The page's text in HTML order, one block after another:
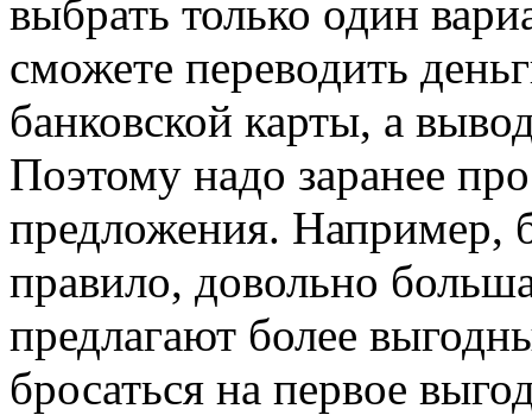
выбрать только один
сможете переводить
банковской карты, а
Поэтому надо заранее
предложения. Например,
правило, довольно
предлагают более
бросаться на первое